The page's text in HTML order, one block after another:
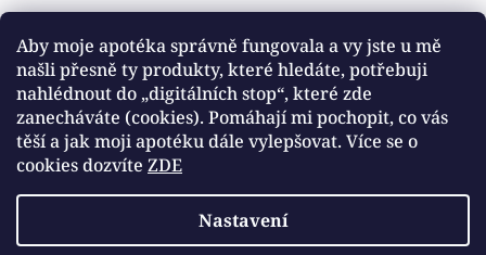
Aby moje apotéka správně fungovala a vy jste u mě
našli přesně ty produkty, které hledáte, potřebuji
nahlédnout do „digitálních stop“, které zde
zanecháváte (cookies). Pomáhají mi pochopit, co vás
těší a jak moji apotéku dále vylepšovat. Více se o
cookies dozvíte ZDE
Nastavení
Doprava a platba
VOP a Rekl. řád
Podmínky ochrany osobních údajů, Cookies
Hodnocení obchodu
Přijímáme online platby